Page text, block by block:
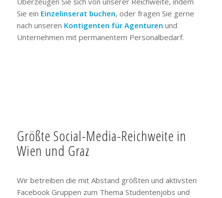
Sie ein Einzelinserat buchen, oder fragen Sie gerne
nach unseren Kontigenten für Agenturen und
Unternehmen mit permanentem Personalbedarf.
Größte Social-Media-Reichweite in
Wien und Graz
Wir betreiben die mit Abstand größten und aktivsten
Facebook Gruppen zum Thema Studentenjobs und